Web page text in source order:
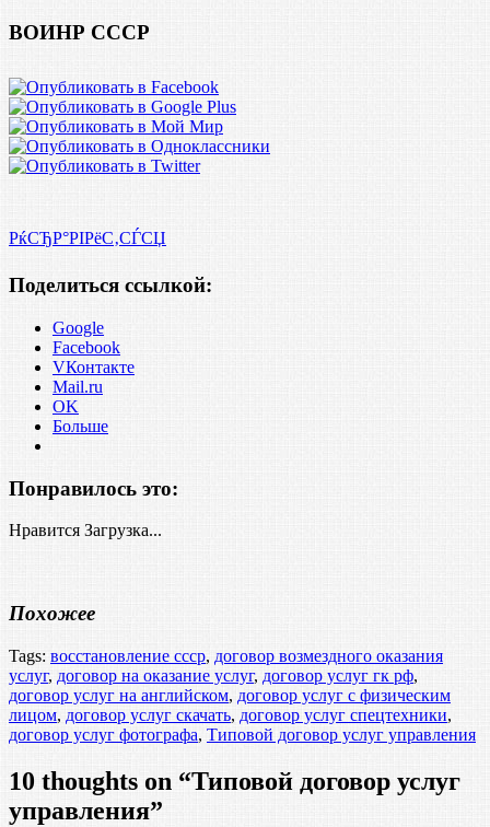
ВОИНР СССР
РќСЂР°РІРёС‚СЃСЏ
Поделиться ссылкой:
Google
Facebook
VКонтакте
Mail.ru
OK
Больше
Понравилось это:
Нравится Загрузка...
Похожее
Tags: восстановление ссср, договор возмездного оказания
услуг, договор на оказание услуг, договор услуг гк рф,
договор услуг на английском, договор услуг с физическим
лицом, договор услуг скачать, договор услуг спецтехники,
договор услуг фотографа, Типовой договор услуг управления
10 thoughts on “Типовой договор услуг
управления”